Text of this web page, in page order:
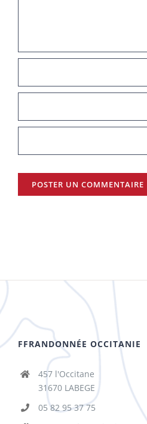
FFRANDONNÉE OCCITANIE
457 l'Occitane
31670 LABEGE
05 82 95 37 75